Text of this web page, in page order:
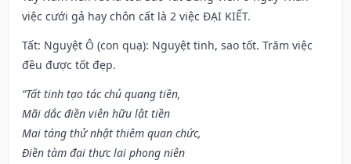
việc cưới gả hay chôn cất là 2 việc ĐẠI KIẾT.
Tất: Nguyệt Ô (con quạ): Nguyệt tinh, sao tốt. Trăm việc
đều được tốt đẹp.
“Tất tinh tạo tác chủ quang tiền,
Mãi dắc điền viên hữu lật tiền
Mai táng thử nhật thiêm quan chức,
Điền tàm đại thực lai phong niên